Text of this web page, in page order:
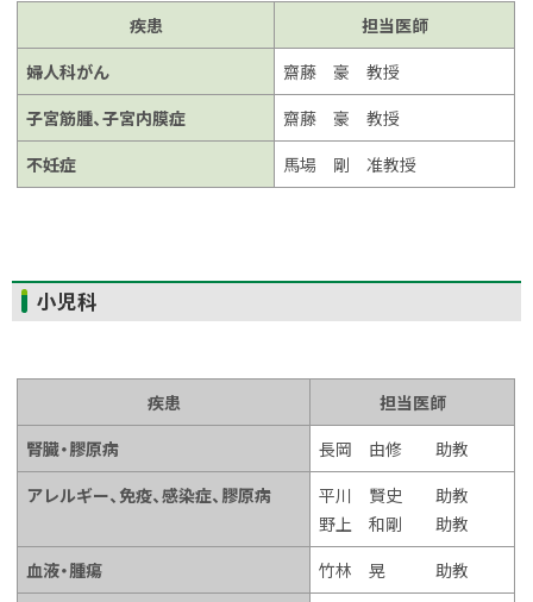
に
戻
る
疾患
担当医師
婦人科がん
齋藤 豪 教授
子宮筋腫、子宮内膜症
齋藤 豪 教授
不妊症
馬場 剛 准教授
ト
ッ
に
る
小児科
疾患
担当医師
腎臓・膠原病
長岡 由修 助教
アレルギー、免疫、感染症、膠原病
平川 賢史 助教
野上 和剛 助教
血液・腫瘍
竹林 晃 助教